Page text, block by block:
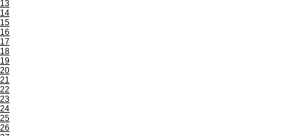
13
14
15
16
17
18
19
20
21
22
23
24
25
26